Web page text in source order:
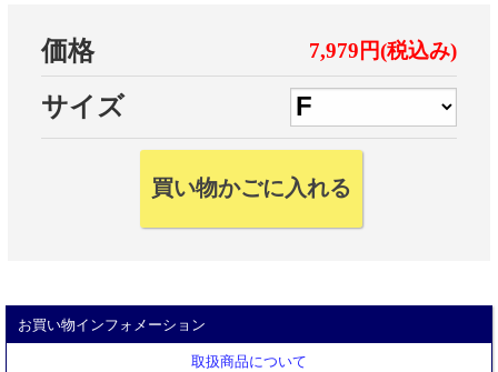
価格 7,979円(税込み)
サイズ
お買い物インフォメーション
取扱商品について